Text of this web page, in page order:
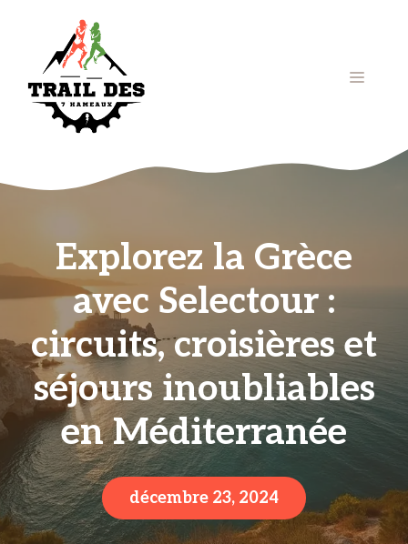
contenu
Menu
Explorez la Grèce
avec Selectour :
circuits, croisières et
séjours inoubliables
en Méditerranée
décembre 23, 2024